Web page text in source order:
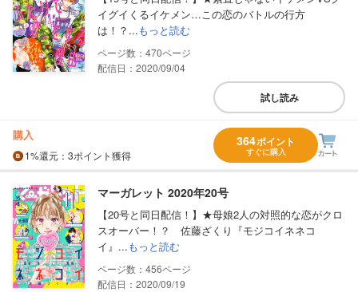
イグイくるイケメン…この恋のバトルの行方
は！？...もっと読む
470
配信日：2020/09/04
試し読み
購入
1%還元 ：3ポイント獲得
364ポイント
すぐに購入
マーガレット 2020年20号
【20号と同日配信！】★母娘2人の対照的な恋がクロ
スオーバー！？ 佐藤ざくり『モジコイネネコ
イ』...もっと読む
456
配信日：2020/09/19